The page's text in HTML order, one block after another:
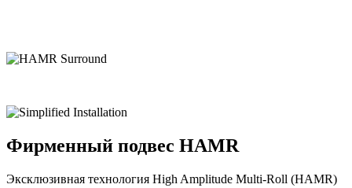
Фирменный подвес HAMR
Эксклюзивная технология High Amplitude Multi-Roll (HAMR)